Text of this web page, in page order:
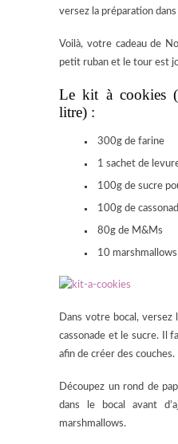
versez la préparation
Voilà, votre cadeau de
petit ruban et le tour est
Le kit à cookies
litre) :
300g de farine
1 sachet de
100g de sucre
100g de
80g de M&Ms
10 marshmallows
Dans votre bocal, versez
cassonade et le sucre. Il
afin de créer des couches.
Découpez un rond de
dans le bocal avant
marshmallows.